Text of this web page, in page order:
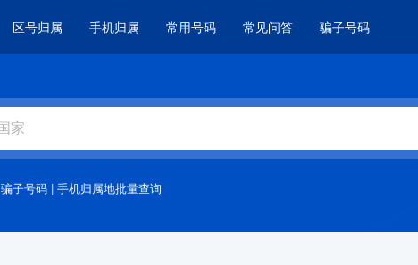
区号归属 手机归属 常用号码 常见问答 骗子号码
骗子号码 | 手机归属地批量查询